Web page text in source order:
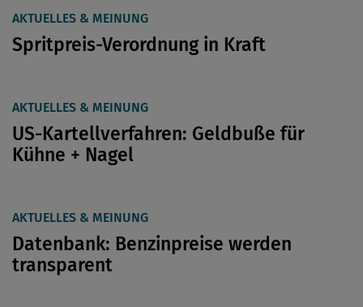
AKTUELLES & MEINUNG
Spritpreis-Verordnung in Kraft
AKTUELLES & MEINUNG
US-Kartellverfahren: Geldbuße für
Kühne + Nagel
AKTUELLES & MEINUNG
Datenbank: Benzinpreise werden
transparent